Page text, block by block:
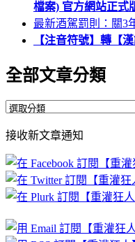
檔案) 官方網站正式
最新酒駕罰則：關3
【注音符號】轉【
全部文章分類
全
文
章
分
類
接收新文章通知